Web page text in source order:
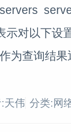
示对以下设
为查询结果
天伟 分类:网